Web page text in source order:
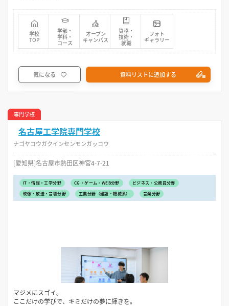
学校
TOP
学部・
学科・
コース
オープン
キャンパス
資格・
技術・
就職
フォト
ギャラリー
気になる 資料リストに追加する
専門学校
名古屋工学院専門学校
ナゴヤコウガクインセンモンガッコウ
[愛知県]名古屋市熱田区神宮4-7-21
IT・情報・工学分野 CG・ゲーム・WEB分野
ビジネス・公務員分野
映像・放送・音響分野
工業分野（建設・機械系） 音楽分野
マジメにスゴイ。
ここだけの学びで、キミだけの夢に輝きを。